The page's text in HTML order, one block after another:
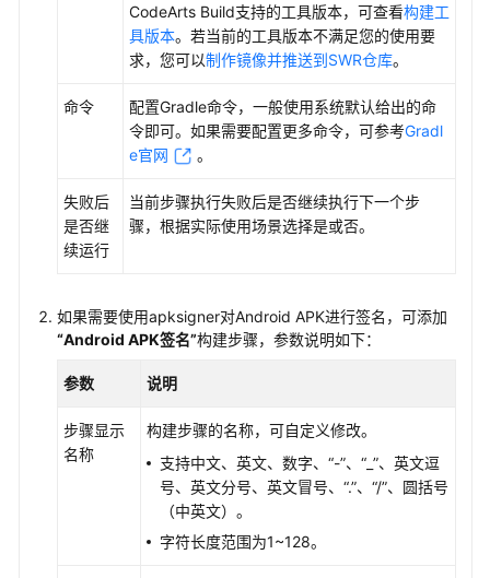
授
CodeArts
Build
CodeArts
项
级
角
CodeArts Build支持的工具版本，可查看构建工
具版本。若当前的工具版本不满足您的使用要
求，您可以制作镜像并推送到SWR仓库。
命令
配置Gradle命令，一般使用系统默认给出的命
令即可。如果需要配置更多命令，可参考Gradl
e官网
。
失败后
是否继
续运行
当前步骤执行失败后是否继续执行下一个步
骤，根据实际使用场景选择是或否。
如果需要使用apksigner对Android APK进行签名，可添加
“Android APK签名”构建步骤，参数说明如下：
参数 说明
步骤显示
名称
构建步骤的名称，可自定义修改。
支持中文、英文、数字、 “-”、 “_”、英文逗
号、英文分号、英文冒号、 “.”、 “/”、圆括号
（中英文）。
字符长度范围为1~128。